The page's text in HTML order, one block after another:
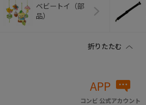
ベビートイ（部
品）
APP
コンビ 公式アカウント